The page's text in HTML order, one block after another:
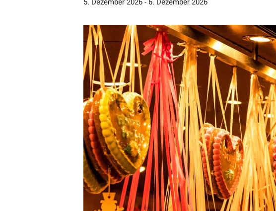
5. Dezember 2026 - 6. Dezember 2026